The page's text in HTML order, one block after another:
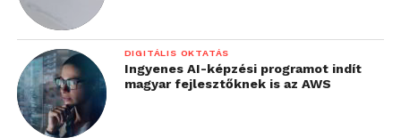
DIGITÁLIS OKTATÁS
Ingyenes AI-képzési programot indít
magyar fejlesztőknek is az AWS